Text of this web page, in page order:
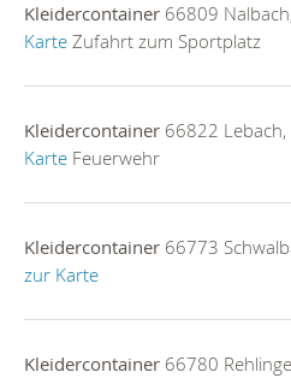
Kleidercontainer 66809
Karte Zufahrt zum Sportplatz
Kleidercontainer 66822
Karte Feuerwehr
Kleidercontainer 66773
zur Karte
Kleidercontainer 66780